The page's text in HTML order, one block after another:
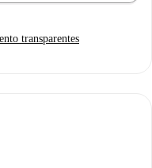
transparentes